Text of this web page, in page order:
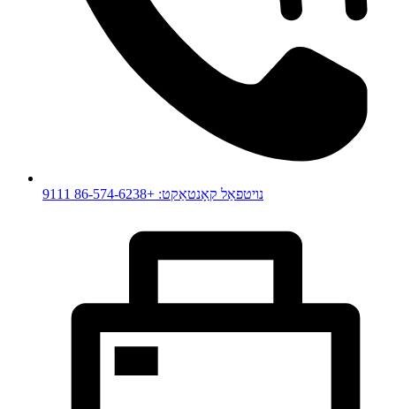
נויטפאַל קאָנטאַקט: +86-574-6238 9111